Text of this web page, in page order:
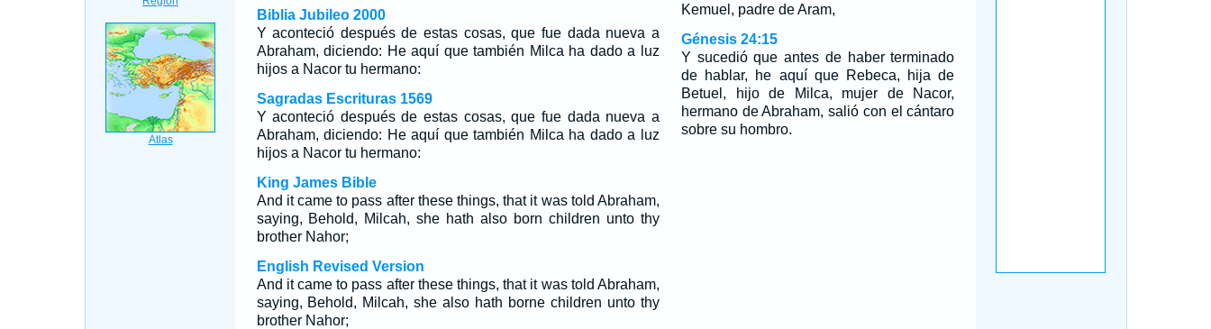
Biblia Jubileo 2000
Y aconteció después de estas cosas, que fue dada nueva a
Abraham, diciendo: He aquí que también Milca ha dado a luz
hijos a Nacor tu hermano:
Sagradas Escrituras 1569
Y aconteció después de estas cosas, que fue dada nueva a
Abraham, diciendo: He aquí que también Milca ha dado a luz
hijos a Nacor tu hermano:
King James Bible
And it came to pass after these things, that it was told Abraham,
saying, Behold, Milcah, she hath also born children unto thy
brother Nahor;
English Revised Version
And it came to pass after these things, that it was told Abraham,
saying, Behold, Milcah, she also hath borne children unto thy
brother Nahor;
Kemuel, padre de Aram,
Génesis 24:15
Y sucedió que antes de haber terminado
de hablar, he aquí que Rebeca, hija de
Betuel, hijo de Milca, mujer de Nacor,
hermano de Abraham, salió con el cántaro
sobre su hombro.